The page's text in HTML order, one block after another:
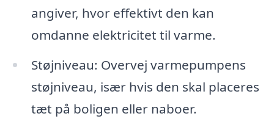
angiver, hvor effektivt den kan
omdanne elektricitet til varme.
Støjniveau: Overvej varmepumpens
støjniveau, især hvis den skal placeres
tæt på boligen eller naboer.